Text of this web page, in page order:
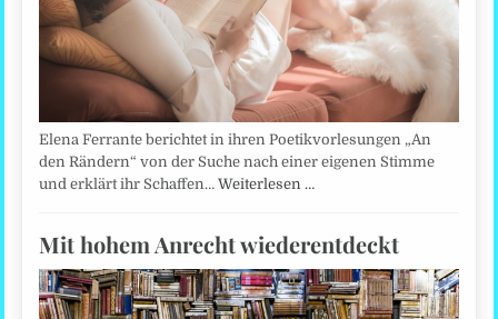
Elena Ferrante berichtet in ihren Poetikvorlesungen „An
den Rändern“ von der Suche nach einer eigenen Stimme
und erklärt ihr Schaffen…Weiterlesen …
Mit hohem Anrecht wiederentdeckt